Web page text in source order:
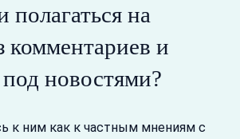
на
комментариев и
новостями?
к ним как к частным мнениям с